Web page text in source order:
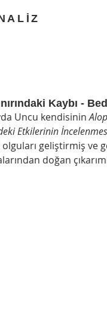
Kaybı -
Uncu kendisinin
Etkilerinin
olguları geliştirmiş ve
doğan